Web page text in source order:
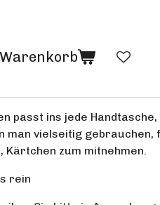
passt ins jede Handtasche,
man vielseitig gebrauchen,
Kärtchen zum mitnehmen.
rein